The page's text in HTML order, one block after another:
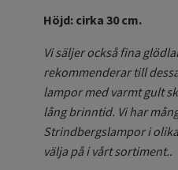
Höjd: cirka 30 cm.
Vi säljer också fina
rekommenderar till
lampor med varmt gult
lång brinntid. Vi har
Strindbergslampor i
välja på i vårt sortiment..